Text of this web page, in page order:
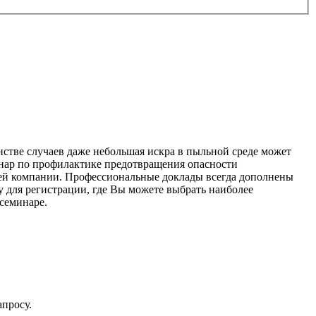
случаев даже небольшая искра в пыльной среде может
по профилактике предотвращения опасности
компании. Профессиональные доклады всегда дополнены
регистрации, где Вы можете выбрать наиболее